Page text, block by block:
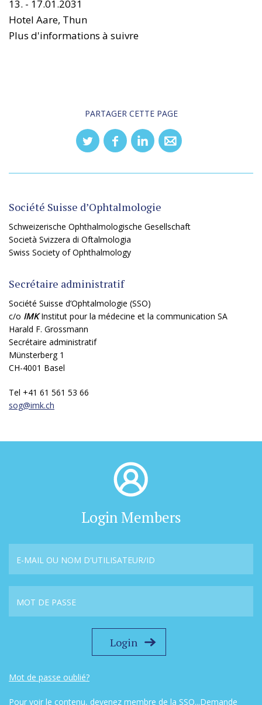
13. - 17.01.2031
Hotel Aare, Thun
Plus d'informations à suivre
PARTAGER CETTE PAGE
Société Suisse d’Ophtalmologie
Schweizerische Ophthalmologische Gesellschaft
Società Svizzera di Oftalmologia
Swiss Society of Ophthalmology
Secrétaire administratif
Société Suisse d’Ophtalmologie (SSO)
c/o IMKInstitut pour la médecine et la communication SA
Harald F. Grossmann
Secrétaire administratif
Münsterberg 1
CH-4001 Basel
Tel +41 61 561 53 66
sog@imk.ch
Login Members
Mot de passe oublié?
Pour voir le contenu, devenez membre de la SSO...Demande